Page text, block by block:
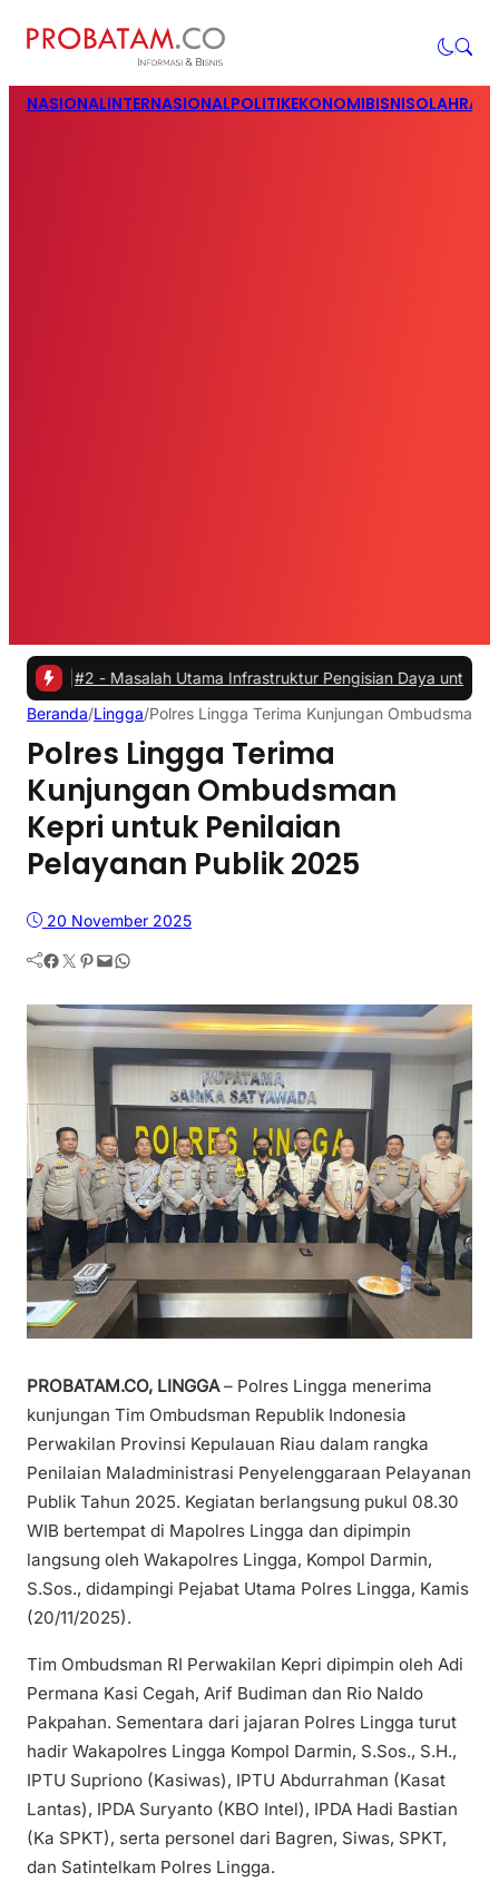
NASIONALINTERNASIONALPOLITIKEKONOMIBISNIS
Masalah Utama Infrastruktur Pengisian Daya untuk Mobil
Beranda/Lingga/Polres Lingga Terima Kunjungan Ombudsman
Polres Lingga Terima
Kunjungan Ombudsman
Kepri untuk Penilaian
Pelayanan Publik 2025
20 November 2025
Facebook Twitter Pinterest Mail WhatsApp
PROBATAM.CO, LINGGA– Polres Lingga menerima
kunjungan Tim Ombudsman Republik Indonesia
Perwakilan Provinsi Kepulauan Riau dalam rangka
Penilaian Maladministrasi Penyelenggaraan Pelayanan
Publik Tahun 2025. Kegiatan berlangsung pukul 08.30
WIB bertempat di Mapolres Lingga dan dipimpin
langsung oleh Wakapolres Lingga, Kompol Darmin,
S.Sos., didampingi Pejabat Utama Polres Lingga, Kamis
(20/11/2025).
Tim Ombudsman RI Perwakilan Kepri dipimpin oleh Adi
Permana Kasi Cegah, Arif Budiman dan Rio Naldo
Pakpahan. Sementara dari jajaran Polres Lingga turut
hadir Wakapolres Lingga Kompol Darmin, S.Sos., S.H.,
IPTU Supriono (Kasiwas), IPTU Abdurrahman (Kasat
Lantas), IPDA Suryanto (KBO Intel), IPDA Hadi Bastian
(Ka SPKT), serta personel dari Bagren, Siwas, SPKT,
dan Satintelkam Polres Lingga.